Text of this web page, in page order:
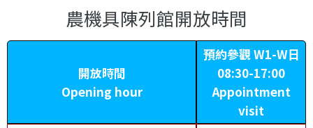
農機具陳列館開放時間
開放時間
Opening hour
預約參觀 W1-W日
08:30-17:00
Appointment
visit